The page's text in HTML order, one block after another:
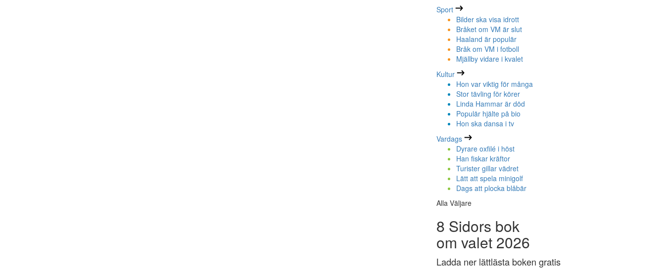
Sport
Bilder ska visa idrott
Bråket om VM är slut
Haaland är populär
Bråk om VM i fotboll
Mjällby vidare i kvalet
Kultur
Hon var viktig för många
Stor tävling för körer
Linda Hammar är död
Populär hjälte på bio
Hon ska dansa i tv
Vardags
Dyrare oxfilé i höst
Han fiskar kräftor
Turister gillar vädret
Lätt att spela minigolf
Dags att plocka blåbär
Alla Väljare
8 Sidors bok
om valet 2026
Ladda ner lättlästa boken gratis